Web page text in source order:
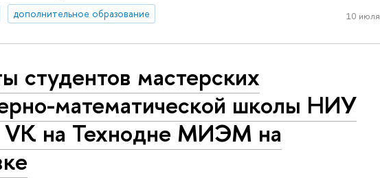
дополнительное образование 10 июля
студентов мастерских
математической школы НИУ
на Технодне МИЭМ на